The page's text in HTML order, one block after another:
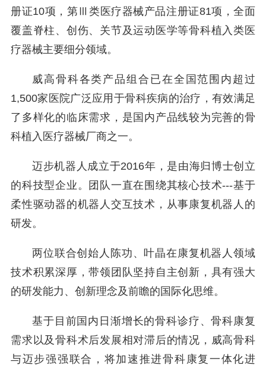
册证10项，第Ⅲ类医疗器械产品注册证81项，全面
覆盖脊柱、创伤、关节及运动医学等骨科植入类医
疗器械主要细分领域。
威高骨科各类产品组合已在全国范围内超过
1,500家医院广泛应用于骨科疾病的治疗，有效满足
了多样化的临床需求，是国内产品线较为完善的骨
科植入医疗器械厂商之一。
迈步机器人成立于2016年，是由海归博士创立
的科技型企业。团队一直在围绕其核心技术---基于
柔性驱动器的机器人交互技术，从事康复机器人的
研发。
两位联合创始人陈功、叶晶在康复机器人领域
技术积累深厚，带领团队坚持自主创新，具有强大
的研发能力、创新理念及前瞻的国际化思维。
基于目前国内日渐增长的骨科诊疗、骨科康复
需求以及骨科术后发展相对滞后的情况，威高骨科
与迈步强强联合，将加速推进骨科康复一体化进